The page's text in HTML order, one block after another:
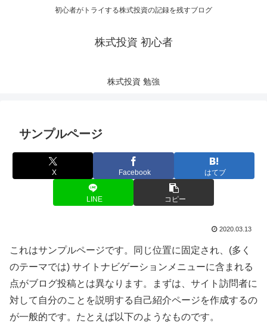
初心者がトライする株式投資の記録を残すブログ
株式投資 初心者
株式投資 勉強
サンプルページ
X Facebook はてブ
LINE コピー
2020.03.13
これはサンプルページです。同じ位置に固定され、(多く
のテーマでは) サイトナビゲーションメニューに含まれる
点がブログ投稿とは異なります。まずは、サイト訪問者に
対して自分のことを説明する自己紹介ページを作成するの
が一般的です。たとえば以下のようなものです。